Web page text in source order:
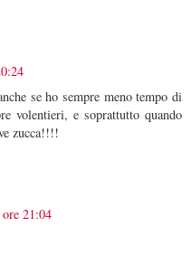
se ho sempre meno tempo di
volentieri, e soprattutto quando
zucca!!!!
21:04